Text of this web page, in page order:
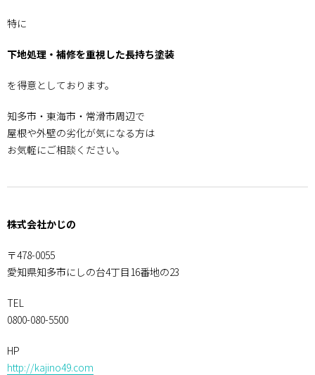
特に
下地処理・補修を重視した長持ち塗装
を得意としております。
知多市・東海市・常滑市周辺で
屋根や外壁の劣化が気になる方は
お気軽にご相談ください。
株式会社かじの
〒478-0055
愛知県知多市にしの台4丁目16番地の23
TEL
0800-080-5500
HP
http://kajino49.com